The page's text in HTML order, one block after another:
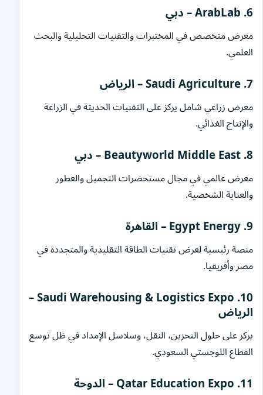
6. ArabLab – دبي
معرض متخصص في المختبرات والتقنيات التحليلية والبحث
العلمي.
7. Saudi Agriculture – الرياض
معرض زراعي شامل يركز على التقنيات الحديثة في الزراعة
والإنتاج الغذائي.
8. Beautyworld Middle East – دبي
معرض عالمي في مجال مستحضرات التجميل والعطور
والعناية الشخصية.
9. Egypt Energy – القاهرة
منصة رئيسية لعرض تقنيات الطاقة التقليدية والمتجددة في
مصر وأفريقيا.
10. Saudi Warehousing & Logistics Expo –
الرياض
يركز على حلول التخزين، النقل، وسلاسل الإمداد في ظل توسع
القطاع اللوجستي السعودي.
11. Qatar Education Expo – الدوحة